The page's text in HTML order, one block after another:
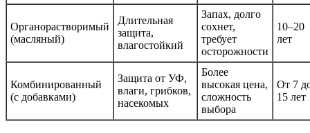
Органорастворимый
(масляный)
Длительная
защита,
влагостойкий
Запах, долго
сохнет,
требует
осторожности
10–20
лет
Комбинированный
(с добавками)
Защита от УФ,
влаги, грибков,
насекомых
Более
высокая цена,
сложность
выбора
От 7
15 лет